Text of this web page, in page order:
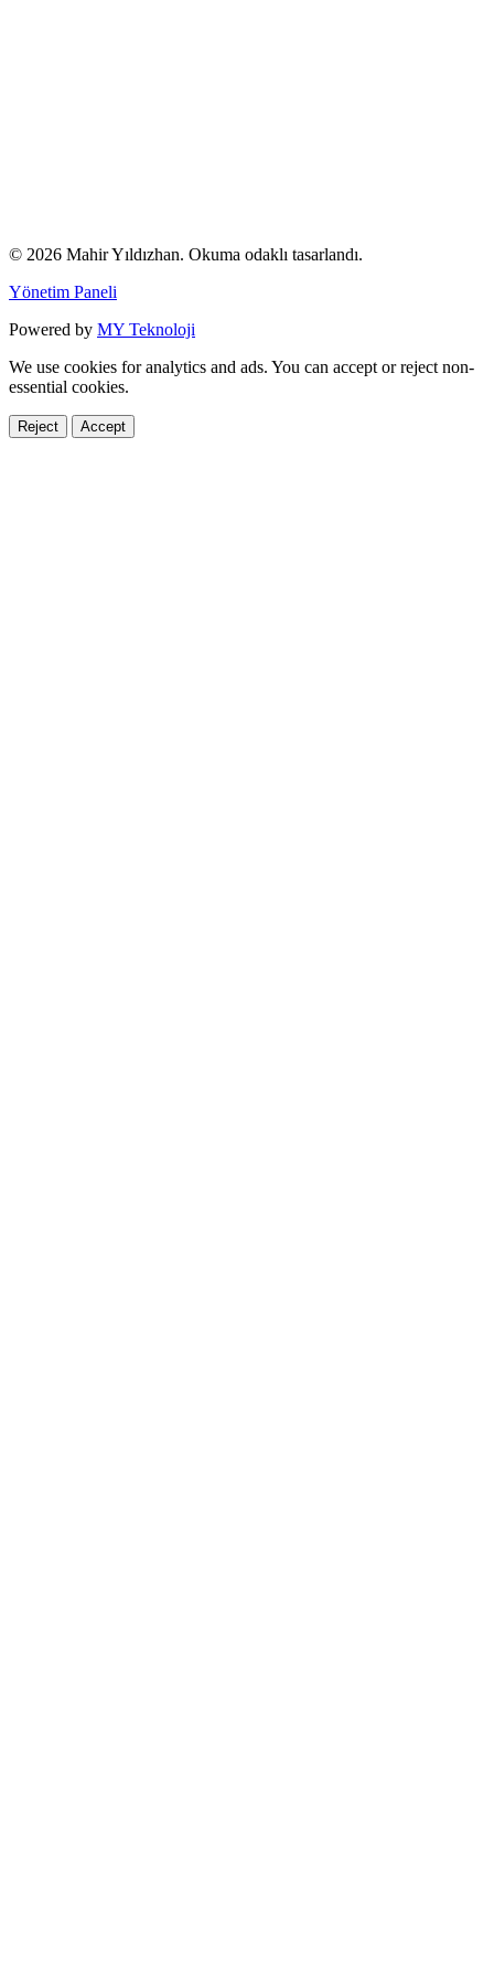
© 2026 Mahir Yıldızhan. Okuma odaklı tasarlandı.
Yönetim Paneli
Powered by MY Teknoloji
We use cookies for analytics and ads. You can accept or reject non-
essential cookies.
Reject Accept